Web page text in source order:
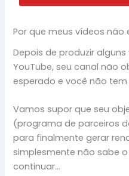
Por que meus vídeos
Depois de produzir
YouTube, seu canal não
esperado e você não
Vamos supor que seu
(programa de parceiros
para finalmente gerar
simplesmente não sabe
continuar…